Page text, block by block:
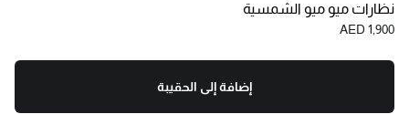
نظارات ميو ميو الشمسية
AED 1,900
إضافة إلى الحقيبة